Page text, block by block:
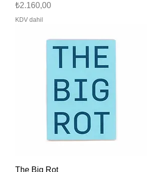
Fiyat
₺2.160,00
KDV dahil
The Big Rot